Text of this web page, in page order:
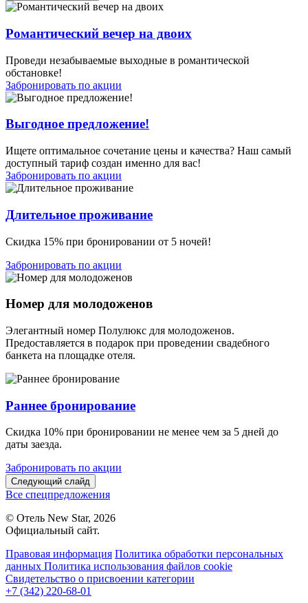
Романтический вечер на двоих
Проведи незабываемые выходные в романтической
обстановке!
Забронировать по акции
Выгодное предложение!
Ищете оптимальное сочетание цены и качества? Наш самый
доступный тариф создан именно для вас!
Забронировать по акции
Длительное проживание
Скидка 15% при бронировании от 5 ночей!
Забронировать по акции
Номер для молодоженов
Элегантный номер Полулюкс для молодоженов.
Предоставляется в подарок при проведении свадебного
банкета на площадке отеля.
Раннее бронирование
Скидка 10% при бронировании не менее чем за 5 дней до
даты заезда.
Забронировать по акции
Следующий слайд
Все спецпредложения
© Отель New Star, 2026
Официальный сайт.
Правовая информация Политика обработки персональных
данных Политика использования файлов cookie
Свидетельство о присвоении категории
+7 (342) 220-68-01